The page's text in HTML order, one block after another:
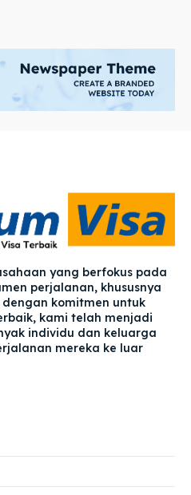
yang berfokus pada
perjalanan, khususnya
komitmen untuk
kami telah menjadi
individu dan keluarga
mereka ke luar